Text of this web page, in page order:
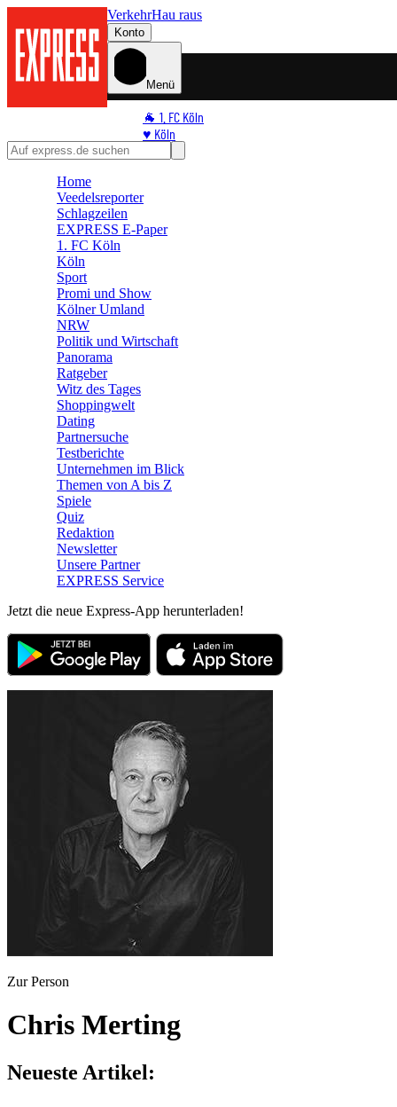
VerkehrHau raus
Konto
Menü
🐐 1. FC Köln
♥️ Köln
🛒 Shoppingwelt
Home
Veedelsreporter
Schlagzeilen
EXPRESS E-Paper
1. FC Köln
Köln
Sport
Promi und Show
Kölner Umland
NRW
Politik und Wirtschaft
Panorama
Ratgeber
Witz des Tages
Shoppingwelt
Dating
Partnersuche
Testberichte
Unternehmen im Blick
Themen von A bis Z
Spiele
Quiz
Redaktion
Newsletter
Unsere Partner
EXPRESS Service
Jetzt die neue Express-App herunterladen!
Zur Person
Chris Merting
Neueste Artikel: